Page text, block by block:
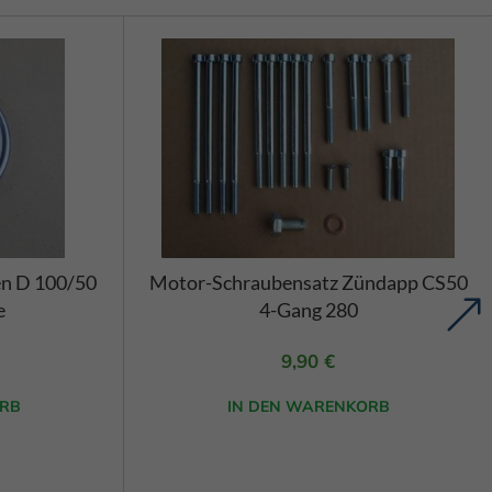
D 100/50
Motor-Schraubensatz Zündapp CS50
4-Gang 280
9,90 €
IN DEN WARENKORB
Zurück